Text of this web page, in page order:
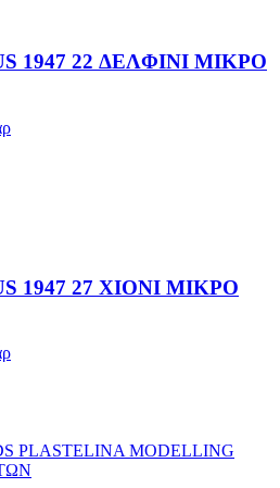
1947 22 ΔΕΛΦΙΝΙ ΜΙΚΡΟ
1947 27 ΧΙΟΝΙ ΜΙΚΡΟ